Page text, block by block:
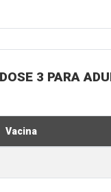
3 PARA
Vacina